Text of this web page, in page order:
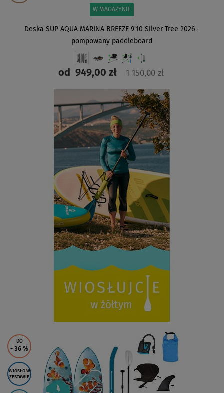
W MAGAZYNIE
Deska SUP AQUA MARINA BREEZE 9'10 Silver Tree 2026 -
pompowany paddleboard
od 949,00 zł 1 150,00 zł
ZOBACZ
DO
- 36 %
WIOSŁO W
ZESTAWIE